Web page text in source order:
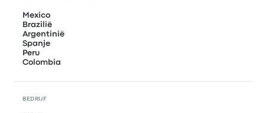
Mexico
Brazilië
Argentinië
Spanje
Peru
Colombia
BEDRIJF